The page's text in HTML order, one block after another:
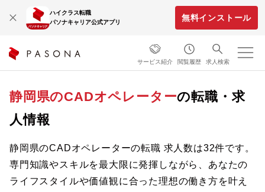
ハイクラス転職
パソナキャリア公式アプリ
無料インストール
サービス紹介 閲覧履歴 求人検索
静岡県のCADオペレーターの転職・求
人情報
静岡県のCADオペレーターの転職 求人数は32件です。
専門知識やスキルを最大限に発揮しながら、あなたの
ライフスタイルや価値観に合った理想の働き方を叶え